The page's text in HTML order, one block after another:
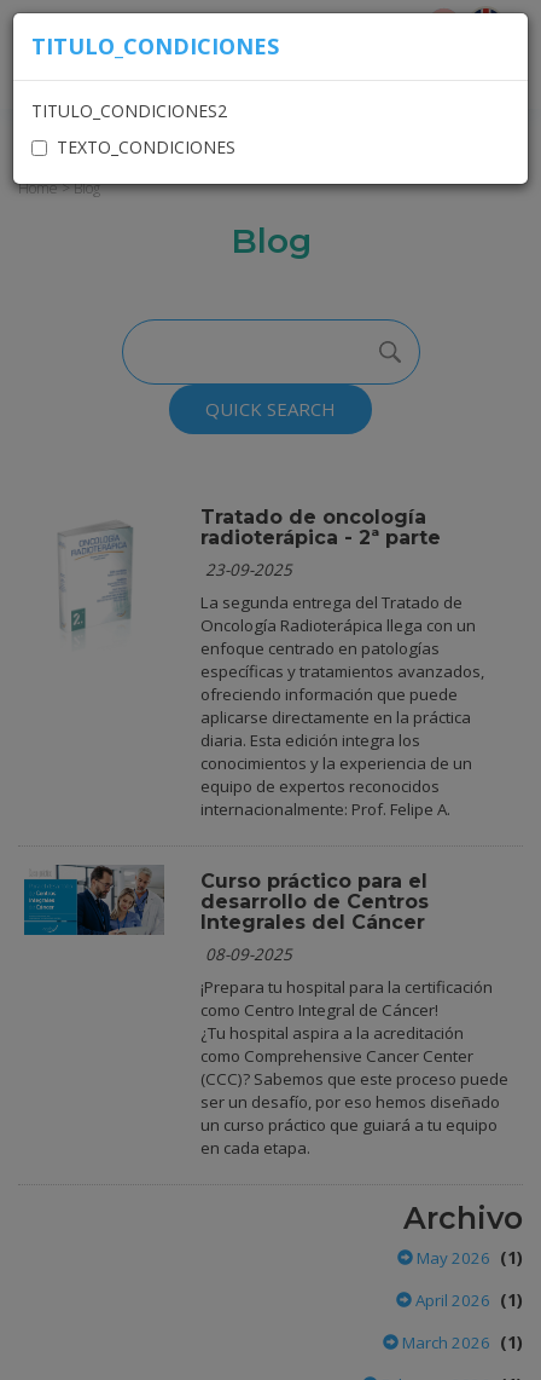
ACCESO USUARIOS
Home>Blog
Blog
QUICK SEARCH
Tratado de oncología
radioterápica - 2ª parte
23-09-2025
La segunda entrega del Tratado de
Oncología Radioterápica llega con un
enfoque centrado en patologías
específicas y tratamientos avanzados,
ofreciendo información que puede
aplicarse directamente en la práctica
diaria. Esta edición integra los
conocimientos y la experiencia de un
equipo de expertos reconocidos
internacionalmente: Prof. Felipe A.
Curso práctico para el
desarrollo de Centros
Integrales del Cáncer
08-09-2025
¡Prepara tu hospital para la certificación
como Centro Integral de Cáncer!
¿Tu hospital aspira a la acreditación
como Comprehensive Cancer Center
(CCC)? Sabemos que este proceso puede
ser un desafío, por eso hemos diseñado
un curso práctico que guiará a tu equipo
en cada etapa.
Archivo
May 2026 (1)
April 2026 (1)
March 2026 (1)
TITULO_CONDICIONES
TITULO_CONDICIONES2
TEXTO_CONDICIONES